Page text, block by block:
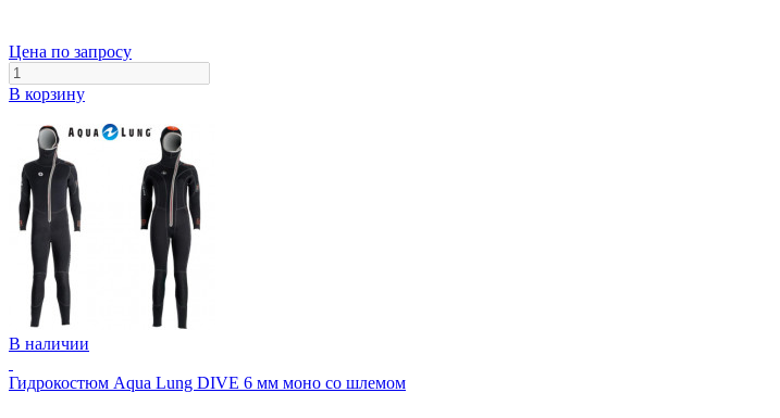
Цена по запросу
В корзину
В наличии
Гидрокостюм Aqua Lung DIVE 6 мм моно со шлемом